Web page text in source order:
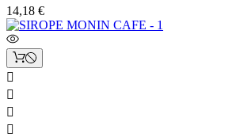
14,18 €



